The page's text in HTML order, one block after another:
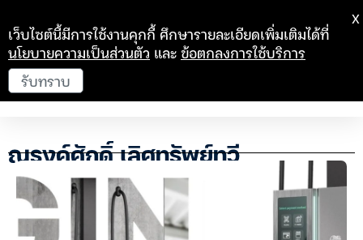
ณรงค์ศักดิ์ เลิศทรัพย์ทวี
เว็บไซต์นี้มีการใช้งานคุกกี้ ศึกษารายละเอียดเพิ่มเติมได้ที่
นโยบายความเป็นส่วนตัว และข้อตกลงการใช้บริการ
รับทราบ
X